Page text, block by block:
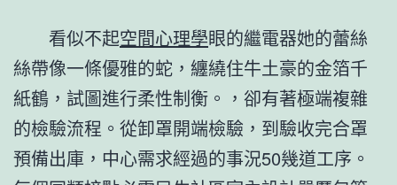
看似不起空間心理學眼的繼電器她的蕾絲
絲帶像一條優雅的蛇，纏繞住牛土豪的金箔千
紙鶴，試圖進行柔性制衡。，卻有著極端複雜
的檢驗流程。從卸罩開端檢驗，到驗收完合罩
預備出庫，中心需求經過的事況50幾道工序。